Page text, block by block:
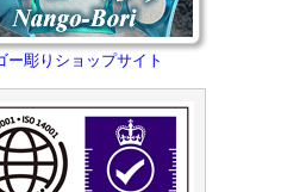
ー彫りショップサイト